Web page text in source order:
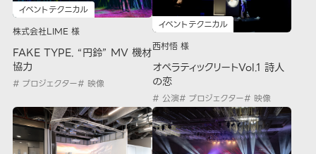
イベントテクニカル
株式会社LIME 様
FAKE TYPE. “円鈴” MV 機材
協力
# プロジェクター# 映像
イベントテクニカル
西村悟 様
オペラティックリートVol.1 詩人
の恋
# 公演# プロジェクター# 映像